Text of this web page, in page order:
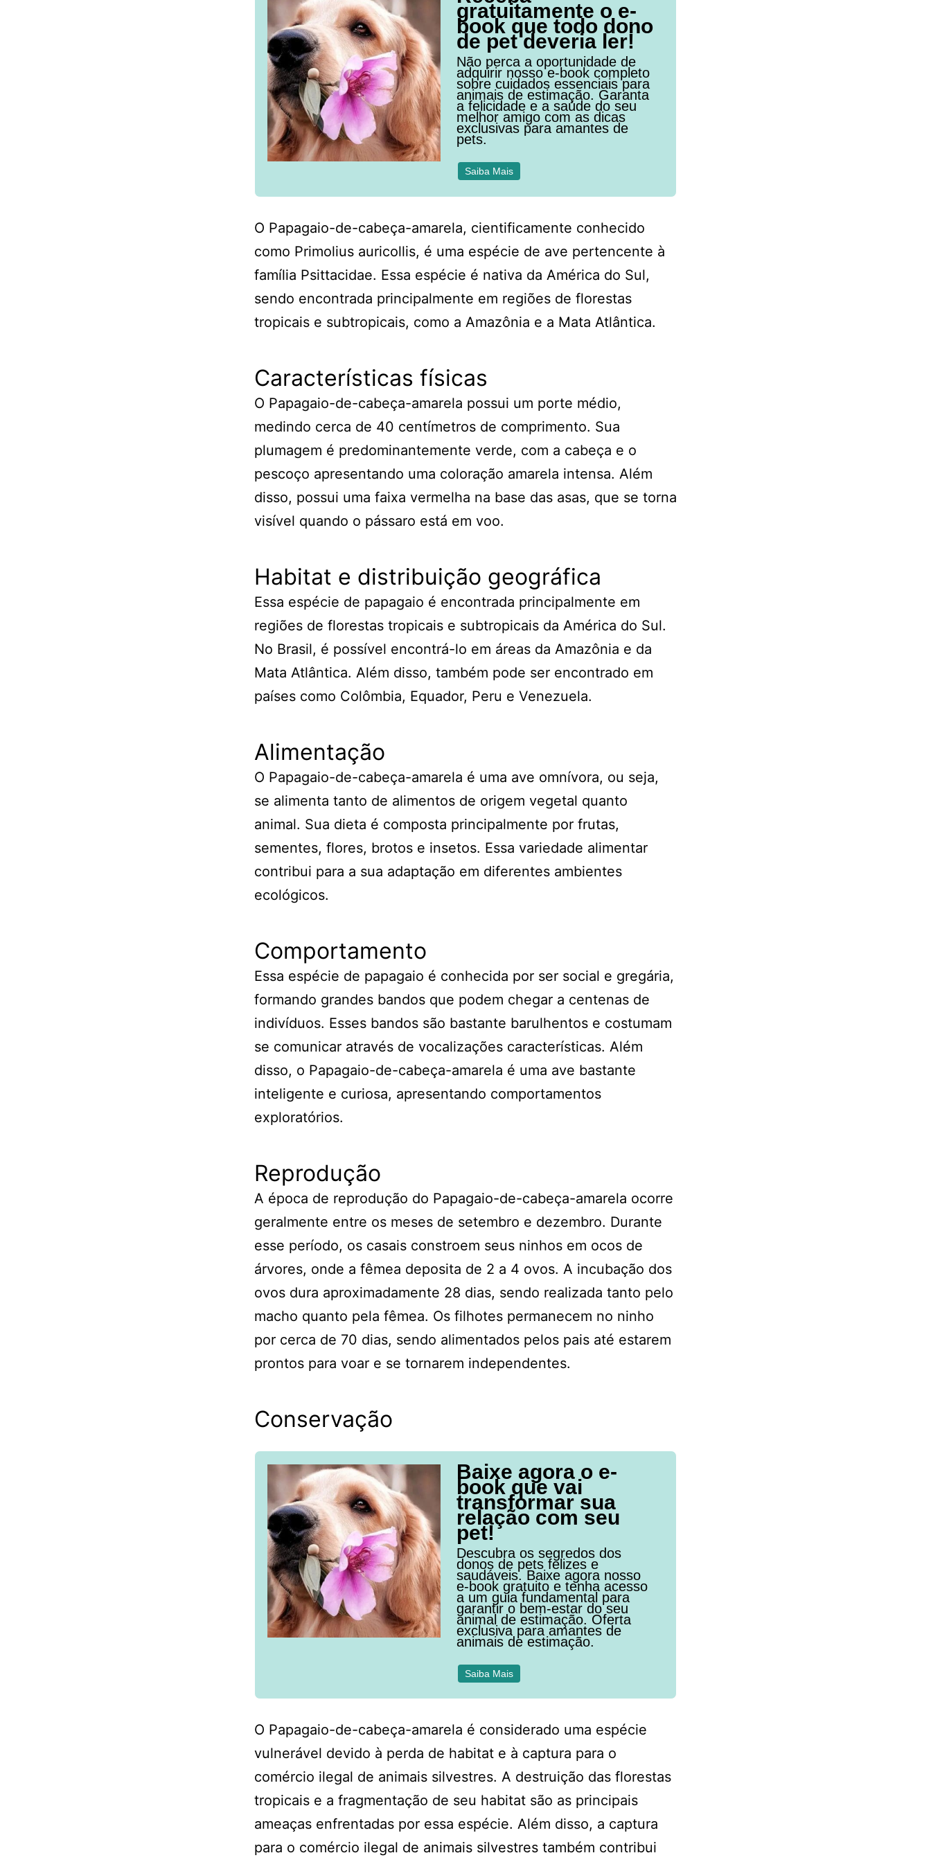
gratuitamente o e-
book que todo dono
de pet deveria ler!
Não perca a oportunidade de
adquirir nosso e-book completo
sobre cuidados essenciais para
animais de estimação. Garanta
a felicidade e a saúde do seu
melhor amigo com as dicas
exclusivas para amantes de
pets.
Saiba Mais
O Papagaio-de-cabeça-amarela, cientificamente conhecido
como Primolius auricollis, é uma espécie de ave pertencente à
família Psittacidae. Essa espécie é nativa da América do Sul,
sendo encontrada principalmente em regiões de florestas
tropicais e subtropicais, como a Amazônia e a Mata Atlântica.
Características físicas
O Papagaio-de-cabeça-amarela possui um porte médio,
medindo cerca de 40 centímetros de comprimento. Sua
plumagem é predominantemente verde, com a cabeça e o
pescoço apresentando uma coloração amarela intensa. Além
disso, possui uma faixa vermelha na base das asas, que se torna
visível quando o pássaro está em voo.
Habitat e distribuição geográfica
Essa espécie de papagaio é encontrada principalmente em
regiões de florestas tropicais e subtropicais da América do Sul.
No Brasil, é possível encontrá-lo em áreas da Amazônia e da
Mata Atlântica. Além disso, também pode ser encontrado em
países como Colômbia, Equador, Peru e Venezuela.
Alimentação
O Papagaio-de-cabeça-amarela é uma ave omnívora, ou seja,
se alimenta tanto de alimentos de origem vegetal quanto
animal. Sua dieta é composta principalmente por frutas,
sementes, flores, brotos e insetos. Essa variedade alimentar
contribui para a sua adaptação em diferentes ambientes
ecológicos.
Comportamento
Essa espécie de papagaio é conhecida por ser social e gregária,
formando grandes bandos que podem chegar a centenas de
indivíduos. Esses bandos são bastante barulhentos e costumam
se comunicar através de vocalizações características. Além
disso, o Papagaio-de-cabeça-amarela é uma ave bastante
inteligente e curiosa, apresentando comportamentos
exploratórios.
Reprodução
A época de reprodução do Papagaio-de-cabeça-amarela ocorre
geralmente entre os meses de setembro e dezembro. Durante
esse período, os casais constroem seus ninhos em ocos de
árvores, onde a fêmea deposita de 2 a 4 ovos. A incubação dos
ovos dura aproximadamente 28 dias, sendo realizada tanto pelo
macho quanto pela fêmea. Os filhotes permanecem no ninho
por cerca de 70 dias, sendo alimentados pelos pais até estarem
prontos para voar e se tornarem independentes.
Conservação
Baixe agora o e-
book que vai
transformar sua
relação com seu
pet!
Descubra os segredos dos
donos de pets felizes e
saudáveis. Baixe agora nosso
e-book gratuito e tenha acesso
a um guia fundamental para
garantir o bem-estar do seu
animal de estimação. Oferta
exclusiva para amantes de
animais de estimação.
Saiba Mais
O Papagaio-de-cabeça-amarela é considerado uma espécie
vulnerável devido à perda de habitat e à captura para o
comércio ilegal de animais silvestres. A destruição das florestas
tropicais e a fragmentação de seu habitat são as principais
ameaças enfrentadas por essa espécie. Além disso, a captura
para o comércio ilegal de animais silvestres também contribui